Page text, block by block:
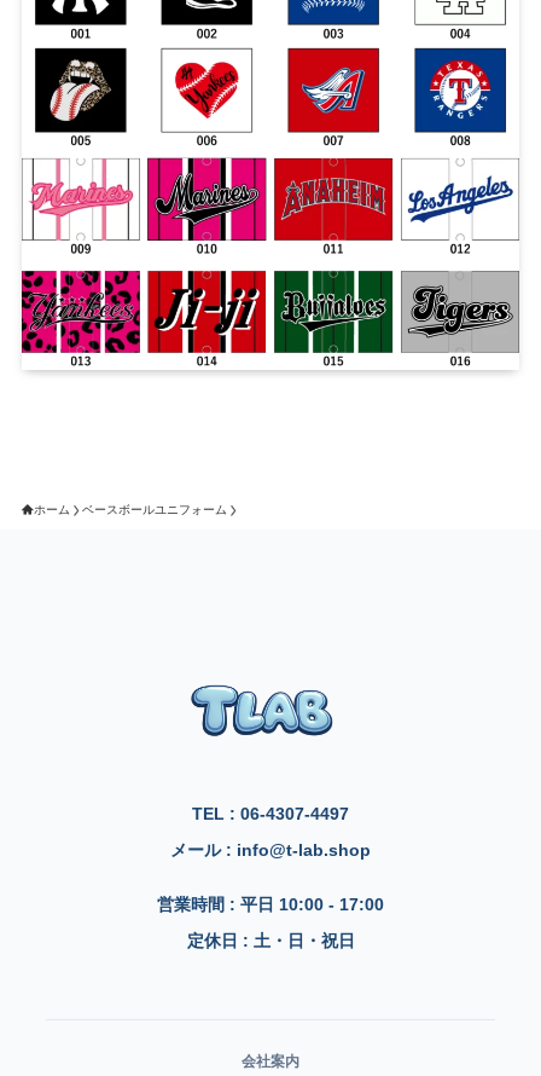
ホーム ベースボールユニフォーム
TEL : 06-4307-4497
メール : info@t-lab.shop
営業時間 : 平日 10:00 - 17:00
定休日 : 土・日・祝日
会社案内